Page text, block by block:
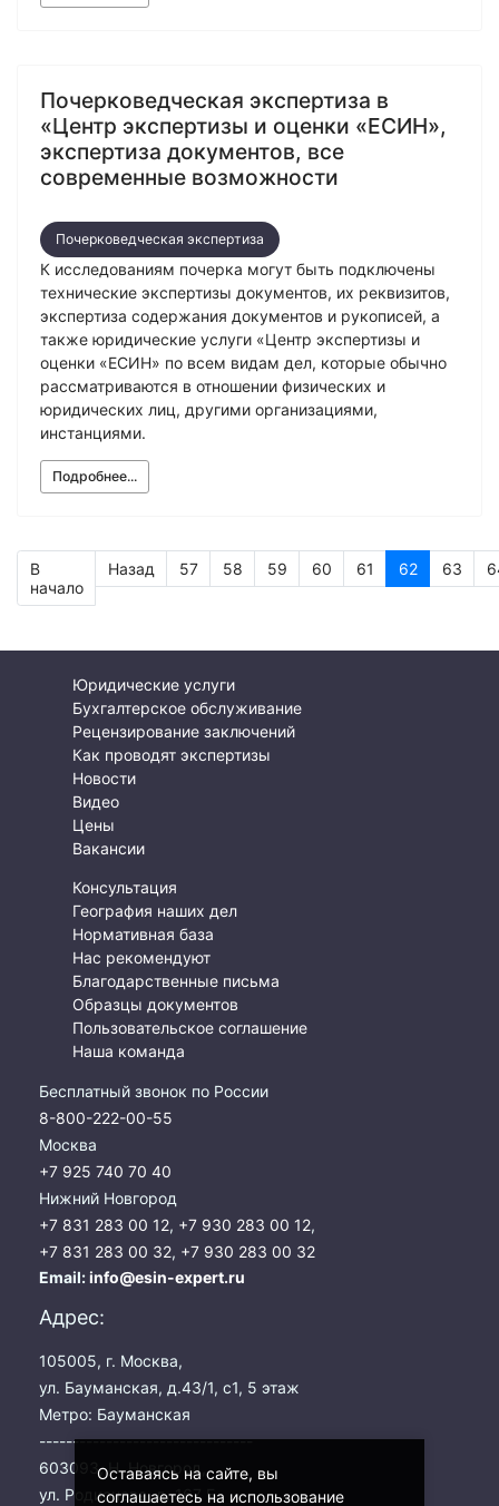
Оставаясь на сайте, вы
соглашаетесь на использование
Почерковедческая экспертиза в
«Центр экспертизы и оценки «ЕСИН»,
экспертиза документов, все
современные возможности
Почерковедческая экспертиза
К исследованиям почерка могут быть подключены
технические экспертизы документов, их реквизитов,
экспертиза содержания документов и рукописей, а
также юридические услуги «Центр экспертизы и
оценки «ЕСИН» по всем видам дел, которые обычно
рассматриваются в отношении физических и
юридических лиц, другими организациями,
инстанциями.
Подробнее...
В
начало
Назад 57 58 59 60 61 62 63
Юридические услуги
Бухгалтерское обслуживание
Рецензирование заключений
Как проводят экспертизы
Новости
Видео
Цены
Вакансии
Консультация
География наших дел
Нормативная база
Нас рекомендуют
Благодарственные письма
Образцы документов
Пользовательское соглашение
Наша команда
Бесплатный звонок по России
8-800-222-00-55
Москва
+7 925 740 70 40
Нижний Новгород
+7 831 283 00 12, +7 930 283 00 12,
+7 831 283 00 32, +7 930 283 00 32
Email:info@esin-expert.ru
Адрес:
105005, г. Москва,
ул. Бауманская, д.43/1, с1, 5 этаж
Метро: Бауманская
--------------------------------
603093, Н. Новгород,
ул. Родионова, д. 167 Б,